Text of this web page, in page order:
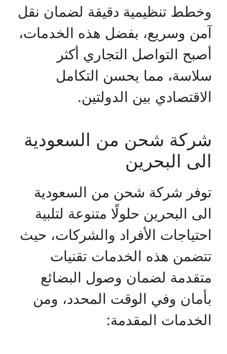
وخطط تنظيمية دقيقة لضمان نقل
آمن وسريع، بفضل هذه الخدمات،
أصبح التواصل التجاري أكثر
سلاسة، مما يحسن التكامل
الاقتصادي بين الدولتين.
شركة شحن من السعودية
الى البحرين
توفر شركة شحن من السعودية
الى البحرين حلولًا متنوعة لتلبية
احتياجات الأفراد والشركات، حيث
تتضمن هذه الخدمات تقنيات
متقدمة لضمان وصول البضائع
بأمان وفي الوقت المحدد، ومن
الخدمات المقدمة: